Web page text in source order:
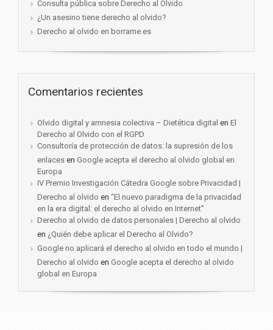
Consulta pública sobre Derecho al Olvido
¿Un asesino tiene derecho al olvido?
Derecho al olvido en borrame.es
Comentarios recientes
Olvido digital y amnesia colectiva – Dietética digital en El
Derecho al Olvido con el RGPD
Consultoría de protección de datos: la supresión de los
enlaces en Google acepta el derecho al olvido global en
Europa
IV Premio Investigación Cátedra Google sobre Privacidad |
Derecho al olvido en “El nuevo paradigma de la privacidad
en la era digital: el derecho al olvido en Internet”
Derecho al olvido de datos personales | Derecho al olvido
en ¿Quién debe aplicar el Derecho al Olvido?
Google no aplicará el derecho al olvido en todo el mundo |
Derecho al olvido en Google acepta el derecho al olvido
global en Europa